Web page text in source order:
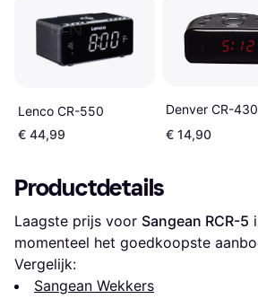
Lenco CR-550
€ 44,99
Denver CR-430
€ 14,90
Productdetails
Laagste prijs voor Sangean RCR-5
momenteel het goedkoopste
Vergelijk:
Sangean Wekkers